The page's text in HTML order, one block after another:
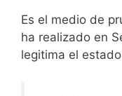
Es el medio de
ha realizado en
legitima el